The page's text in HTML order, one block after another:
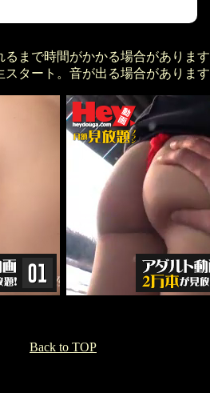
るまで時間がかかる場合があります
スタート。音が出る場合があります
Back to TOP